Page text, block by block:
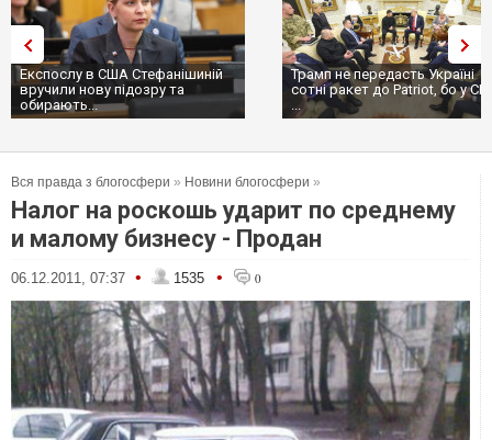
Експослу в США Стефанішиній
вручили нову підозру та
обирають...
Трамп не передасть Україні
сотні ракет до Patriot, бо у
...
Вся правда з блогосфери » Новини блогосфери »
Налог на роскошь ударит по среднему
и малому бизнесу - Продан
06.12.2011, 07:37 • 1535 • 0